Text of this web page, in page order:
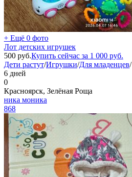
+ Ещё 0 фото
Лот детских игрушек
500 руб.Купить сейчас за 1 000 руб.
Дети растут/Игрушки/Для младенцев/
6 дней
0
Красноярск, Зелёная Роща
ника моника
868